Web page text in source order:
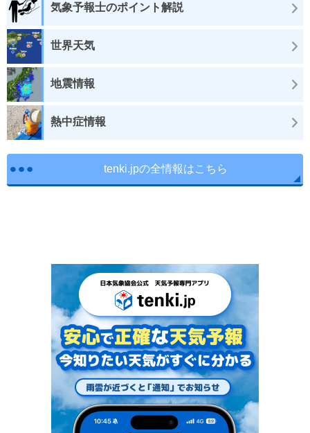
気象予報士のポイント解説
世界天気
地震情報
熱中症情報
tenki.jpの全情報はこちら